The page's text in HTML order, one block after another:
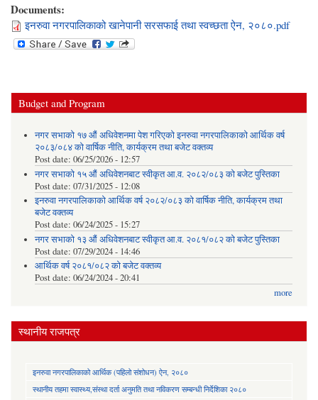
Documents:
इनरुवा नगरपालिकाको खानेपानी सरसफाई तथा स्वच्छता ऐन, २०८०.pdf
Budget and Program
नगर सभाको १७ औं अधिवेशनमा पेश गरिएको इनरुवा नगरपालिकाको आर्थिक वर्ष
२०८३/०८४ को वार्षिक नीति, कार्यक्रम तथा बजेट वक्तव्य
Post date: 06/25/2026 - 12:57
नगर सभाको १५ औं अधिवेशनबाट स्वीकृत आ.व. २०८२/०८३ को बजेट पुस्तिका
Post date: 07/31/2025 - 12:08
इनरुवा नगरपालिकाको आर्थिक वर्ष २०८२/०८३ को वार्षिक नीति, कार्यक्रम तथा
बजेट वक्तव्य
Post date: 06/24/2025 - 15:27
नगर सभाको १३ औं अधिवेशनबाट स्वीकृत आ.व. २०८१/०८२ को बजेट पुस्तिका
Post date: 07/29/2024 - 14:46
आर्थिक वर्ष २०८१/०८२ को बजेट वक्तव्य
Post date: 06/24/2024 - 20:41
more
स्थानीय राजपत्र
इनरुवा नगरपालिकाको आर्थिक (पहिलो संशोधन) ऐन, २०८०
स्थानीय तहमा स्वास्थ्य,संस्था दर्ता अनुमति तथा नविकरण सम्बन्धी निर्देशिका २०८०